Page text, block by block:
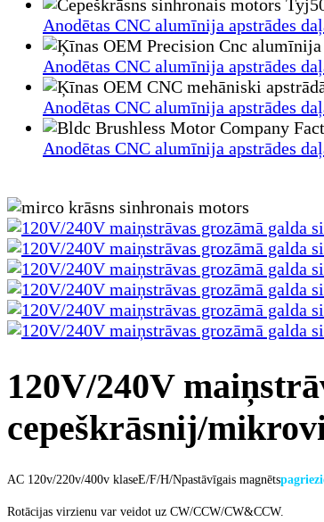
Anodētas CNC alumīnija apstrādes
Anodētas CNC alumīnija apstrādes
Anodētas CNC alumīnija apstrādes
Anodētas CNC alumīnija apstrādes
120V/240V
cepeškrāsnij/
AC 120v/220v/400v klaseE/F/H/Npastāvīgais magnēts
Rotācijas virzienu var veidot uz CW/CCW/CW&CCW.